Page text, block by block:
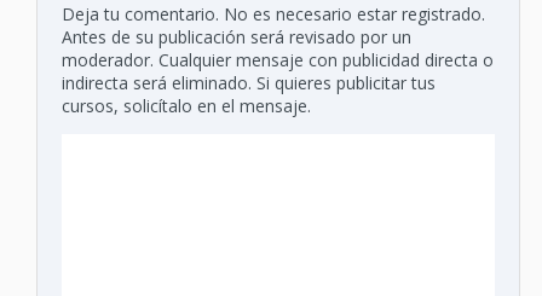
Deja tu comentario. No es necesario estar registrado.
Antes de su publicación será revisado por un
moderador. Cualquier mensaje con publicidad directa o
indirecta será eliminado. Si quieres publicitar tus
cursos, solicítalo en el mensaje.